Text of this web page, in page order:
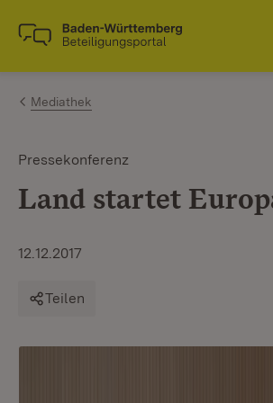
Zum Inhalt springen
Link zur Startseite
Mediathek
Pressekonferenz
Land startet
12.12.2017
Teilen